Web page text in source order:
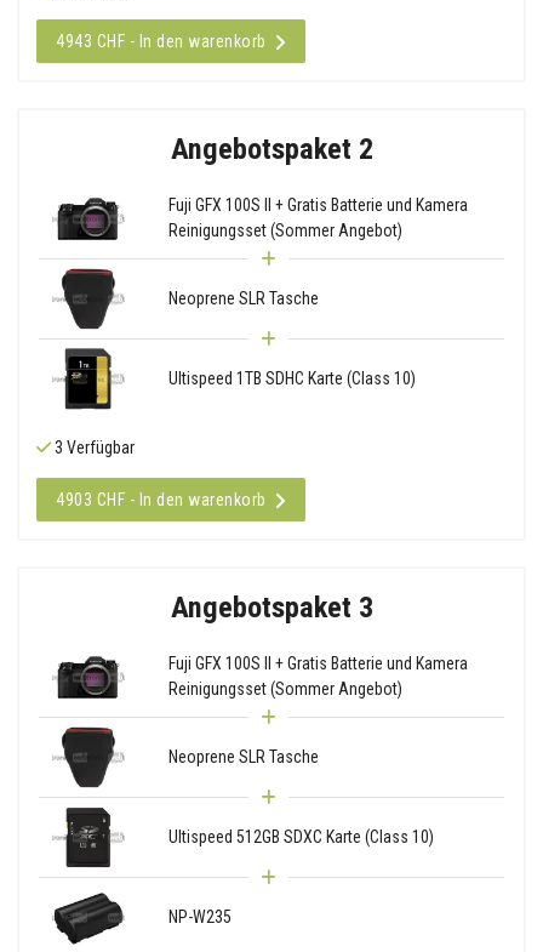
4943 CHF - In den warenkorb
Angebotspaket 2
Fuji GFX 100S II + Gratis Batterie und Kamera
Reinigungsset (Sommer Angebot)
Neoprene SLR Tasche
Ultispeed 1TB SDHC Karte (Class 10)
3 Verfügbar
4903 CHF - In den warenkorb
Angebotspaket 3
Fuji GFX 100S II + Gratis Batterie und Kamera
Reinigungsset (Sommer Angebot)
Neoprene SLR Tasche
Ultispeed 512GB SDXC Karte (Class 10)
NP-W235